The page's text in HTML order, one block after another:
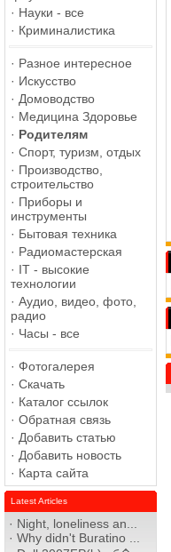
· Науки - все
· Криминалистика
· Разное интересное
· Искусство
· Домоводство
· Медицина Здоровье
· Родителям
· Спорт, туризм, отдых
· Производство,
строительство
· Приборы и
инструменты
· Бытовая техника
· Радиомастерская
· IT - высокие
технологии
· Аудио, видео, фото,
радио
· Часы - все
· Фотогалерея
· Скачать
· Каталог ссылок
· Обратная связь
· Добавить статью
· Добавить новость
· Карта сайта
Latest Articles
· Night, loneliness an...
· Why didn't Buratino ...